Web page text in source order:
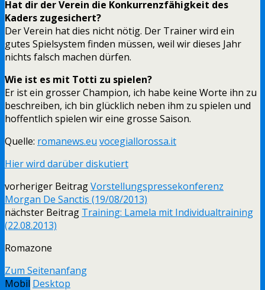
Hat dir der Verein die Konkurrenzfähigkeit des
Kaders zugesichert?
Der Verein hat dies nicht nötig. Der Trainer wird ein
gutes Spielsystem finden müssen, weil wir dieses Jahr
nichts falsch machen dürfen.
Wie ist es mit Totti zu spielen?
Er ist ein grosser Champion, ich habe keine Worte ihn zu
beschreiben, ich bin glücklich neben ihm zu spielen und
hoffentlich spielen wir eine grosse Saison.
Quelle: romanews.eu vocegiallorossa.it
Hier wird darüber diskutiert
vorheriger BeitragVorstellungspressekonferenz
Morgan De Sanctis (19/08/2013)
nächster Beitrag Training: Lamela mit Individualtraining
(22.08.2013)
Romazone
Zum Seitenanfang
Mobil Desktop